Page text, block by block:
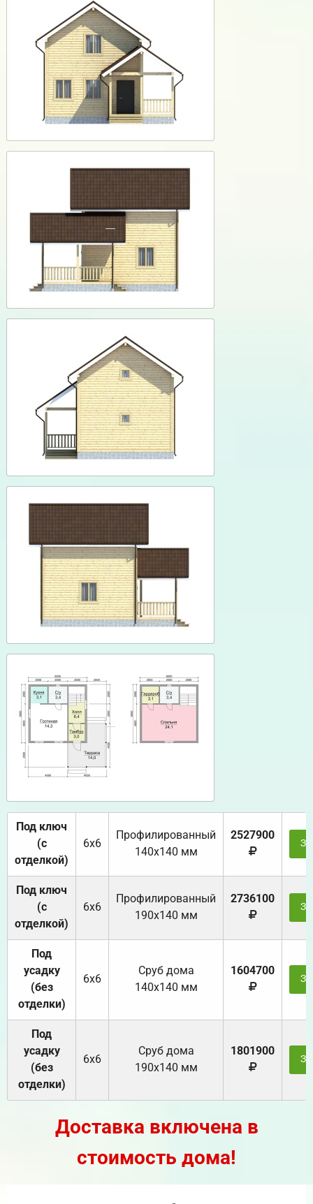
Под ключ
(с
отделкой)
6х6
Профилированный
140х140 мм
2527900
Под ключ
(с
отделкой)
6х6
Профилированный
190х140 мм
2736100
Под
усадку
(без
отделки)
6х6
Cруб дома
140х140 мм
1604700
Под
усадку
(без
отделки)
6х6
Cруб дома
190х140 мм
1801900
Доставка включена в
стоимость дома!